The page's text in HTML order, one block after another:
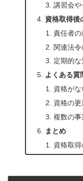
講習会
資格取得後
責任者
関連法
定期的
よくある質
資格が
資格の更
複数の
まとめ
資格取